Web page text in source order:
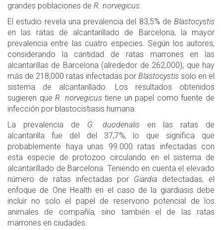
grandes poblaciones de R. norvegicus.
El estudio revela una prevalencia del 83,5% de Blastocystis
en las ratas de alcantarillado de Barcelona, la mayor
prevalencia entre las cuatro especies. Según los autores,
considerando la cantidad de ratas marrones en las
alcantarillas de Barcelona (alrededor de 262,000), que hay
más de 218,000 ratas infectadas por Blastocystis solo en el
sistema de alcantarillado. Los resultados obtenidos
sugieren queR. norvegicustiene un papel como fuente de
infección por blastocistiasis humana.
La prevalencia de G. duodenalis en las ratas de
alcantarilla fue del del 37,7%, lo que significa que
probablemente haya unas 99.000 ratas infectadas con
esta especie de protozoo circulando en el sistema de
alcantarillado de Barcelona. Teniendo en cuenta el elevado
número de ratas infectadas por Giardia detectadas, el
enfoque de One Health en el caso de la giardiasis debe
incluir no solo el papel de reservorio potencial de los
animales de compañía, sino también el de las ratas
marrones en ciudades.